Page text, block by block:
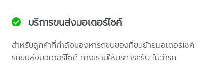
บริการขนส่งมอเตอร์ไซค์
สำหรับลูกค้าที่กำลังมองหารถขนของที่ขนย้ายมอเตอร์ไซค์
รถขนส่งมอเตอร์ไซค์ ทางเรามีให้บริการครับ ไม่ว่ารถ